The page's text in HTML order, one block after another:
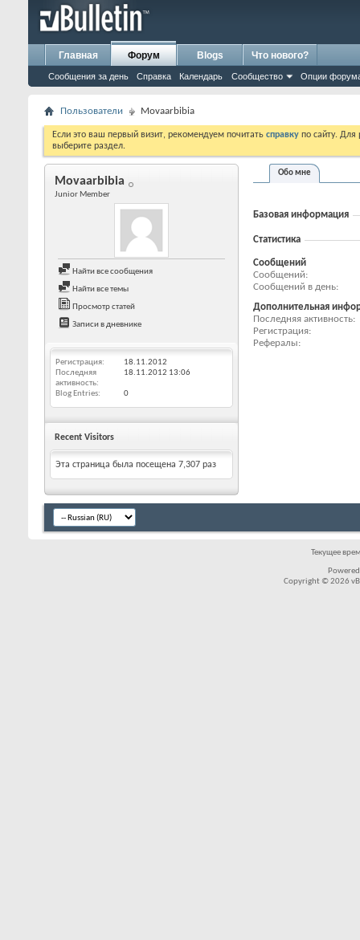
Главная Форум
Сообщения за день Справка Календарь Сообщество Опции
Blogs Что нового?
Пользователи Movaarbibia
Если это ваш первый визит, рекомендуем почитать справку по сайту.
выберите раздел.
Movaarbibia
Junior Member
Найти все сообщения
Найти все темы
Просмотр статей
Записи в дневнике
Регистрация
18.11.2012
Последняя
активность
18.11.2012 13:06
Blog Entries 0
Recent Visitors
Эта страница была посещена 7,307 раз
Обо мне
Базовая информация
Статистика
Сообщений
Сообщений
Сообщений в день
Дополнительная
Последняя активность
Регистрация
Рефералы
Текущее
Copyright © 2026